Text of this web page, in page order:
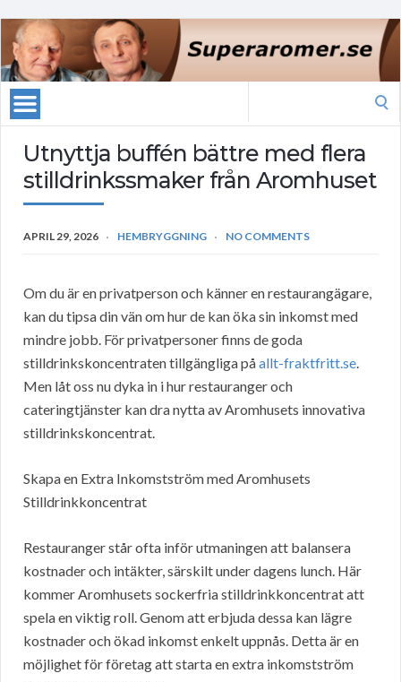
Utnyttja buffén bättre med flera
stilldrinkssmaker från Aromhuset
APRIL 29, 2026 HEMBRYGGNING NO COMMENTS
Om du är en privatperson och känner en restaurangägare,
kan du tipsa din vän om hur de kan öka sin inkomst med
mindre jobb. För privatpersoner finns de goda
stilldrinkskoncentraten tillgängliga påallt-fraktfritt.se.
Men låt oss nu dyka in i hur restauranger och
cateringtjänster kan dra nytta av Aromhusets innovativa
stilldrinkskoncentrat.
Skapa en Extra Inkomstström med Aromhusets
Stilldrinkkoncentrat
Restauranger står ofta inför utmaningen att balansera
kostnader och intäkter, särskilt under dagens lunch. Här
kommer Aromhusets sockerfria stilldrinkkoncentrat att
spela en viktig roll. Genom att erbjuda dessa kan lägre
kostnader och ökad inkomst enkelt uppnås. Detta är en
möjlighet för företag att starta en extra inkomstström